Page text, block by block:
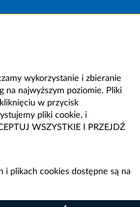
wykorzystanie i zbieranie
na najwyższym poziomie. Pliki
w przycisk
pliki cookie, i
WSZYSTKIE I PRZEJDŹ
plikach cookies dostępne są na